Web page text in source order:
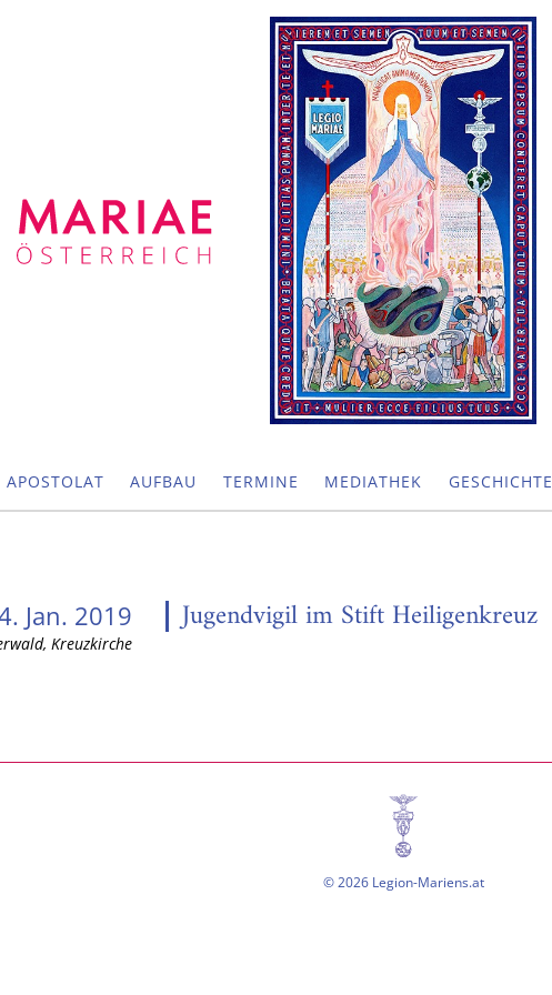
APOSTOLAT AUFBAU TERMINE MEDIATHEK GESCHICHTE
Jan. 2019
Kreuzkirche
Jugendvigil im Stift Heiligenkreuz
© 2026 Legion-Mariens.at